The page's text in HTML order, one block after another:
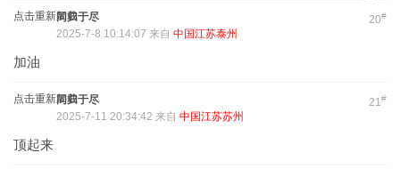
点击重新加载 20#
同归于尽
2025-7-8 10:14:07 来自 中国江苏泰州
加油
点击重新加载 21#
同归于尽
2025-7-11 20:34:42 来自 中国江苏苏州
顶起来